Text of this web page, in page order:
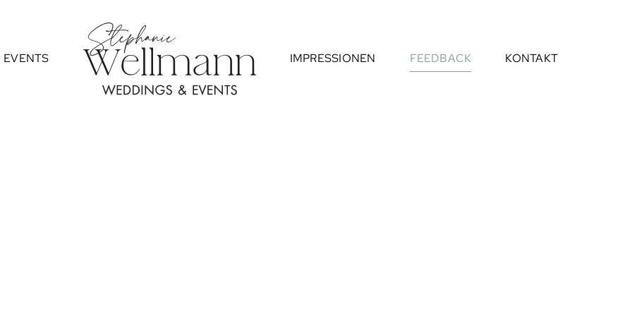
EVENTS IMPRESSIONEN FEEDBACK KONTAKT